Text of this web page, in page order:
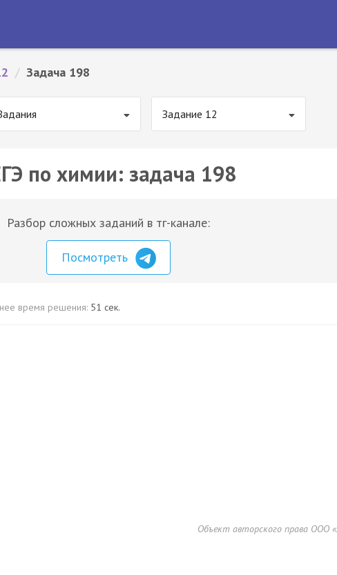
/ Задача 198
Задание 12
по химии: задача 198
Разбор сложных заданий в тг-канале:
Посмотреть
время решения: 51 сек.
Объект авторского права ООО